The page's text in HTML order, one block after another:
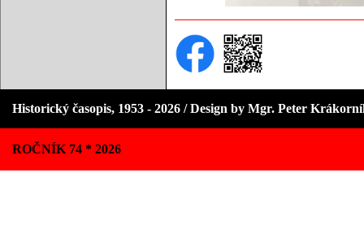
Historický časopis, 1953 - 2026 / Design by Mgr. Peter
ROČNÍK 74 * 2026